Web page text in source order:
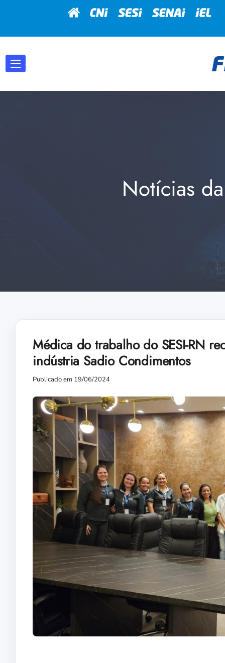
Notícias
Médica do trabalho do SESI-RN
indústria Sadio Condimentos
Publicado em 19/06/2024